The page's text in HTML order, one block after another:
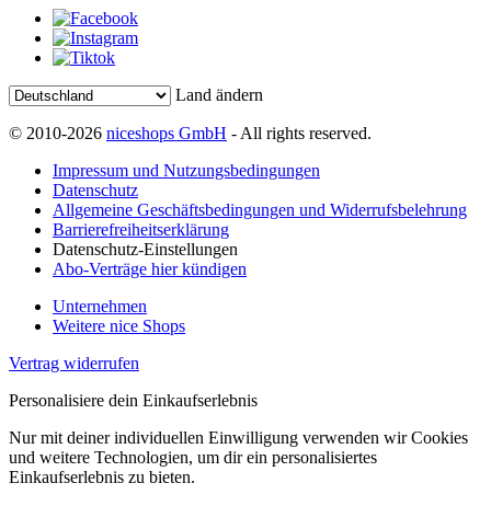
Land ändern
© 2010-2026 niceshops GmbH - All rights reserved.
Impressum und Nutzungsbedingungen
Datenschutz
Allgemeine Geschäftsbedingungen und Widerrufsbelehrung
Barrierefreiheitserklärung
Datenschutz-Einstellungen
Abo-Verträge hier kündigen
Unternehmen
Weitere nice Shops
Vertrag widerrufen
Personalisiere dein Einkaufserlebnis
Nur mit deiner individuellen Einwilligung verwenden wir Cookies
und weitere Technologien, um dir ein personalisiertes
Einkaufserlebnis zu bieten.